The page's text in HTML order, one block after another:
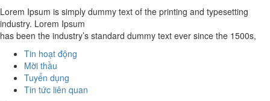
Lorem Ipsum is simply dummy text of the printing and typesetting
industry. Lorem Ipsum
has been the industry’s standard dummy text ever since the 1500s,
Tin hoạt động
Mời thầu
Tuyển dụng
Tin tức liên quan